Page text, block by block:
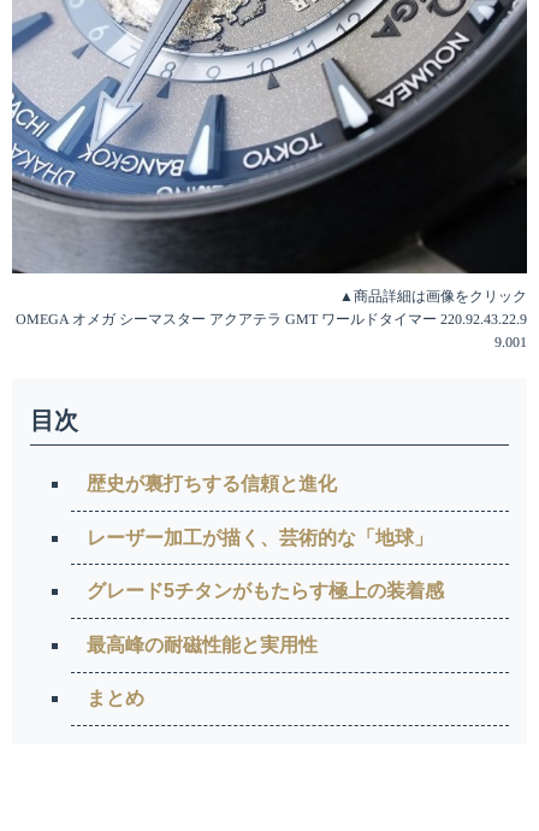
▲商品詳細は画像をクリック
OMEGA オメガ シーマスター アクアテラ GMT ワールドタイマー 220.92.43.22.9
9.001
目次
歴史が裏打ちする信頼と進化
レーザー加工が描く、芸術的な「地球」
グレード5チタンがもたらす極上の装着感
最高峰の耐磁性能と実用性
まとめ